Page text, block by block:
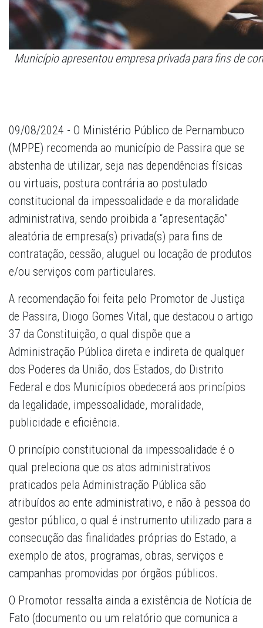
Município apresentou empresa privada para fins de
09/08/2024 - O Ministério Público de Pernambuco
(MPPE) recomenda ao município de Passira que se
abstenha de utilizar, seja nas dependências físicas
ou virtuais, postura contrária ao postulado
constitucional da impessoalidade e da moralidade
administrativa, sendo proibida a “apresentação”
aleatória de empresa(s) privada(s) para fins de
contratação, cessão, aluguel ou locação de produtos
e/ou serviços com particulares.
A recomendação foi feita pelo Promotor de Justiça
de Passira, Diogo Gomes Vital, que destacou o artigo
37 da Constituição, o qual dispõe que a
Administração Pública direta e indireta de qualquer
dos Poderes da União, dos Estados, do Distrito
Federal e dos Municípios obedecerá aos princípios
da legalidade, impessoalidade, moralidade,
publicidade e eficiência.
O princípio constitucional da impessoalidade é o
qual preleciona que os atos administrativos
praticados pela Administração Pública são
atribuídos ao ente administrativo, e não à pessoa do
gestor público, o qual é instrumento utilizado para a
consecução das finalidades próprias do Estado, a
exemplo de atos, programas, obras, serviços e
campanhas promovidas por órgãos públicos.
O Promotor ressalta ainda a existência de Notícia de
Fato (documento ou um relatório que comunica a